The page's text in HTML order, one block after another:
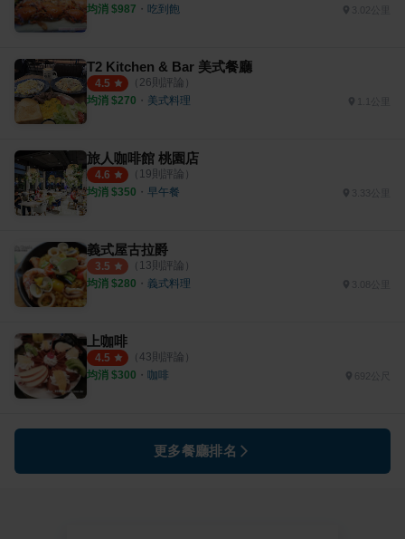
均消 $987 ・ 吃到飽
T2 Kitchen & Bar 美式餐廳
4.5 （ 26則評論）
均消 $270 ・ 美式料理
旅人咖啡館 桃園店
4.6 （ 19則評論）
均消 $350 ・ 早午餐
義式屋古拉爵
3.5 （ 13則評論）
均消 $280 ・ 義式料理
上咖啡
4.5 （ 43則評論）
均消 $300 ・ 咖啡
更多餐廳排名